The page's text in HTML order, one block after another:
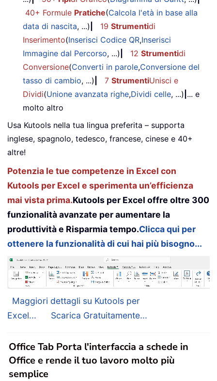
40+ Formule Pratiche(Calcola l'età in base alla
data di nascita, ...) 19 Strumentidi
Inserimento(Inserisci Codice QR,Inserisci
Immagine dal Percorso, ...) 12 Strumentidi
Conversione(Converti in parole,Conversione del
tasso di cambio, ...) 7 StrumentiUnisci e
Dividi(Unione avanzata righe,Dividi celle, ...) ... e
molto altro
Usa Kutools nella tua lingua preferita – supporta
inglese, spagnolo, tedesco, francese, cinese e 40+
altre!
Potenzia le tue competenze in Excel con
Kutools per Excel e sperimenta un’efficienza
mai vista prima.Kutools per Excel offre oltre 300
funzionalità avanzate per aumentare la
produttività e Risparmia tempo.Clicca qui per
ottenere la funzionalità di cui hai più bisogno...
Maggiori dettagli su Kutools per
Excel...
Scarica Gratuitamente...
Office Tab Porta l'interfaccia a schede in
Office e rende il tuo lavoro molto più
semplice